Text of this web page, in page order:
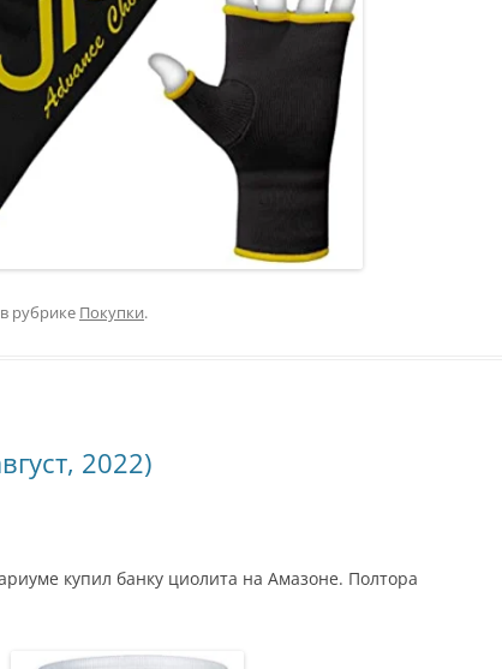
в рубрике Покупки.
2022)
купил банку циолита на Амазоне. Полтора